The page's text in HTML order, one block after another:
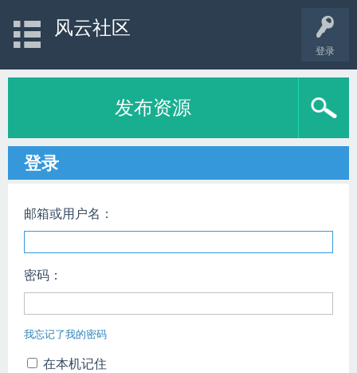
登录
风云社区
发布资源
登录
邮箱或用户名：
密码：
我忘记了我的密码
在本机记住